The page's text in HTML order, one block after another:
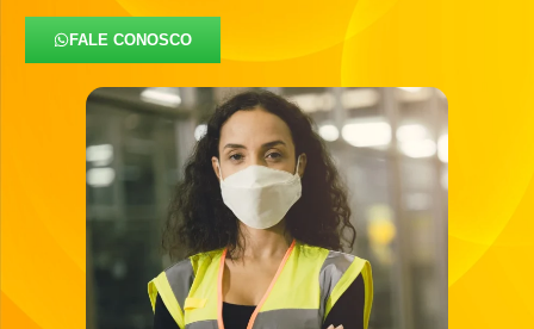
FALE CONOSCO